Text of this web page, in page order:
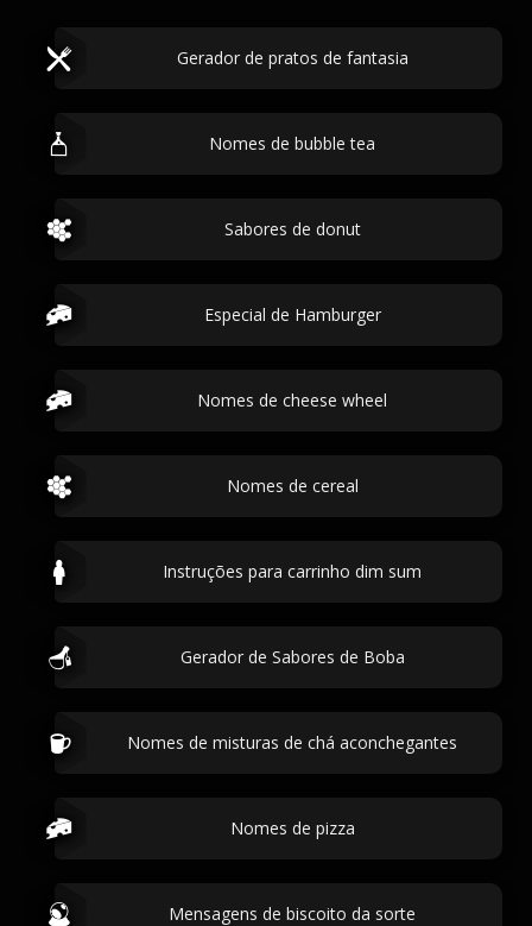
Gerador de pratos de fantasia
Nomes de bubble tea
Sabores de donut
Especial de Hamburger
Nomes de cheese wheel
Nomes de cereal
Instruções para carrinho dim sum
Gerador de Sabores de Boba
Nomes de misturas de chá aconchegantes
Nomes de pizza
Mensagens de biscoito da sorte